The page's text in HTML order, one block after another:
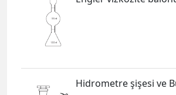
Hidrometre şişesi ve